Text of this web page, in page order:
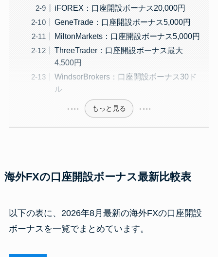
iFOREX：口座開設ボーナス20,000円
GeneTrade：口座開設ボーナス5,000円
MiltonMarkets：口座開設ボーナス5,000円
ThreeTrader：口座開設ボーナス最大
4,500円
WindsorBrokers：口座開設ボーナス30ド
ル
もっと見る
海外FXの口座開設ボーナス最新比較表
以下の表に、2026年8月最新の海外FXの口座開設
ボーナスを一覧でまとめています。